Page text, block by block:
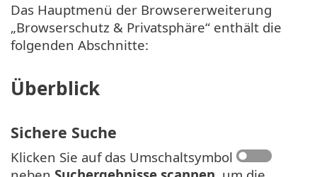
Das Hauptmenü der Browsererweiterung
„Browserschutz & Privatsphäre“ enthält die
folgenden Abschnitte:
Überblick
Sichere Suche
Klicken Sie auf das Umschaltsymbol